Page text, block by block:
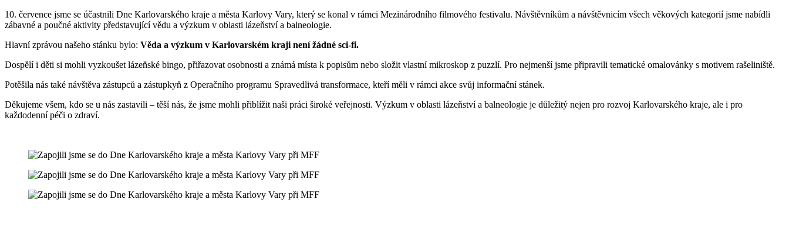
10. července jsme se účastnili Dne Karlovarského kraje a města Karlovy Vary, který se konal v rámci Mezinárodního filmového festivalu. Návštěvníkům a návštěvnicím všech věkových kategorií jsme nabídli
zábavné a poučné aktivity představující vědu a výzkum v oblasti lázeňství a balneologie.
Hlavní zprávou našeho stánku bylo: Věda a výzkum v Karlovarském kraji není žádné sci-fi.
Dospělí i děti si mohli vyzkoušet lázeňské bingo, přiřazovat osobnosti a známá místa k popisům nebo složit vlastní mikroskop z puzzlí. Pro nejmenší jsme připravili tematické omalovánky s motivem rašeliniště.
Potěšila nás také návštěva zástupců a zástupkyň z Operačního programu Spravedlivá transformace, kteří měli v rámci akce svůj informační stánek.
Děkujeme všem, kdo se u nás zastavili – těší nás, že jsme mohli přiblížit naši práci široké veřejnosti. Výzkum v oblasti lázeňství a balneologie je důležitý nejen pro rozvoj Karlovarského kraje, ale i pro
každodenní péči o zdraví.